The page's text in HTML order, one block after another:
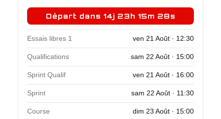
Départ dans 14j 23h 15m 27s
Essais libres 1 ven 21 Août · 12:30
Qualifications sam 22 Août · 15:00
Sprint Qualif ven 21 Août · 16:00
Sprint sam 22 Août · 11:30
Course dim 23 Août · 15:00